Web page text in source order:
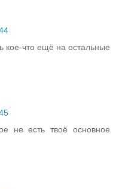
кое-что ещё на остальные
не есть твоё основное